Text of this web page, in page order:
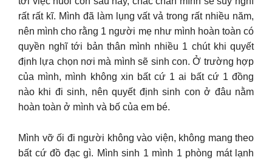
rất rất kĩ. Mình đã làm lụng vất vả trong rất nhiều năm,
nên mình cho rằng 1 người mẹ như mình hoàn toàn có
quyền nghĩ tới bản thân mình nhiều 1 chút khi quyết
định lựa chọn nơi mà mình sẽ sinh con. Ở trường hợp
của mình, mình không xin bất cứ 1 ai bất cứ 1 đồng
nào khi đi sinh, nên quyết định sinh con ở đâu nằm
hoàn toàn ở mình và bố của em bé.
Mình vỡ ối đi người không vào viện, không mang theo
bất cứ đồ đạc gì. Mình sinh 1 mình 1 phòng mát lạnh